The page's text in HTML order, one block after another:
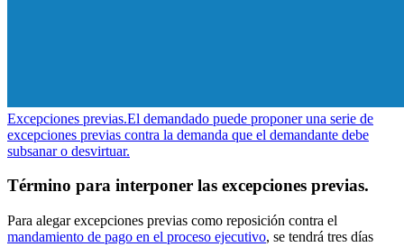
Excepciones previas.El demandado puede proponer una serie de
excepciones previas contra la demanda que el demandante debe
subsanar o desvirtuar.
Término para interponer las excepciones previas.
Para alegar excepciones previas como reposición contra el
mandamiento de pago en el proceso ejecutivo, se tendrá tres días